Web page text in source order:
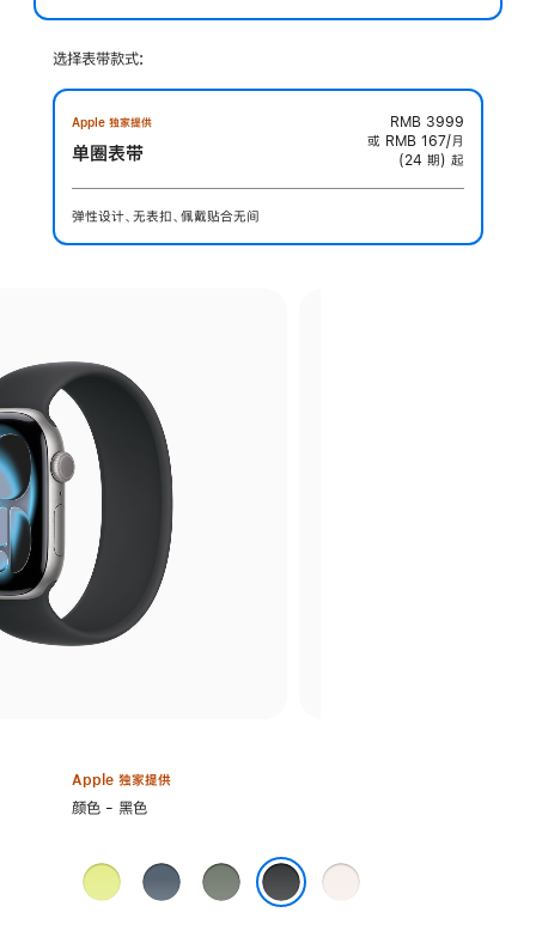
选择表带款式:
Apple 独家提供
单圈表带
RMB 3999
或 RMB 167/月
(24 期) 起
弹性设计、无表扣、佩戴贴合无间
Apple 独家提供
选
色:
颜色 - 黑色
霓
虹
铁
锚
灰
绿
淡